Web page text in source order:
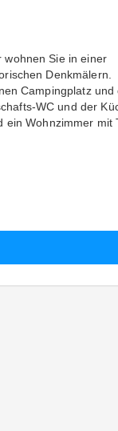
wohnen Sie in einer
Denkmälern.
Campingplatz und
WC und der
ein Wohnzimmer mit